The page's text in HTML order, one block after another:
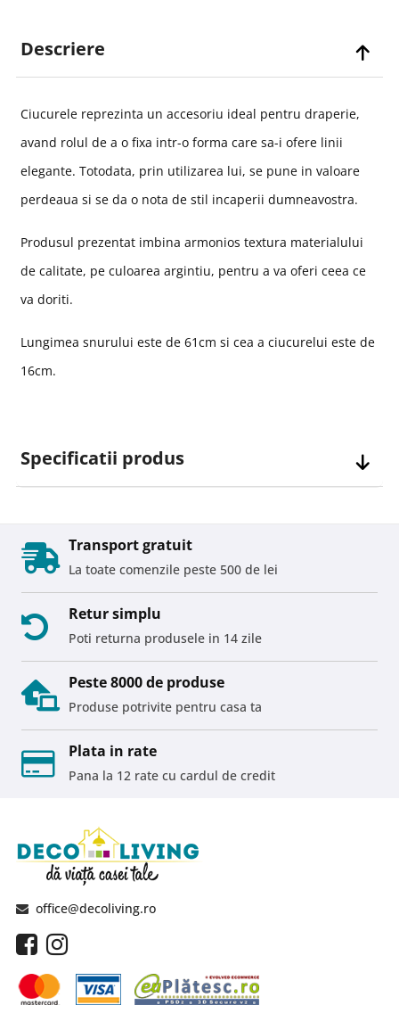
Descriere
Ciucurele reprezinta un accesoriu ideal pentru draperie,
avand rolul de a o fixa intr-o forma care sa-i ofere linii
elegante. Totodata, prin utilizarea lui, se pune in valoare
perdeaua si se da o nota de stil incaperii dumneavostra.
Produsul prezentat imbina armonios textura materialului
de calitate, pe culoarea argintiu, pentru a va oferi ceea ce
va doriti.
Lungimea snurului este de 61cm si cea a ciucurelui este de
16cm.
Specificatii produs
Transport gratuit
La toate comenzile peste 500 de lei
Retur simplu
Poti returna produsele in 14 zile
Peste 8000 de produse
Produse potrivite pentru casa ta
Plata in rate
Pana la 12 rate cu cardul de credit
office@decoliving.ro